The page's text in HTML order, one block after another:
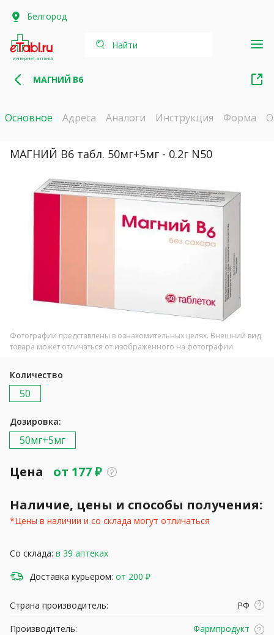
Белгород
интернет-аптека
Найти
МАГНИЙ В6
Основное Адреса Аналоги Инструкция Форма
МАГНИЙ В6 табл. 50мг+5мг - 0.2г N50
Фотографии представлены в ознакомительных целях. Внешний вид
товара может отличаться от изображенного на фотографии
Количество
50
Дозировка:
50мг+5мг
Цена от 177₽
Наличие, цены и способы получения:
*Цены в наличии и со склада могут отличаться
Со склада: в 39 аптеках
Доставка курьером: от 200 ₽
Страна производитель:
РФ
Производитель:
Фармпродукт